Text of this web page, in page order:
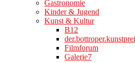
Gastronomie
Kinder & Jugend
Kunst & Kultur
B12
Filmforum
Galerie7